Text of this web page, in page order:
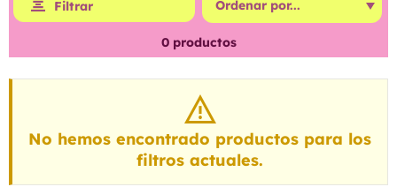
Filtrar
0productos
No hemos encontrado productos para los
filtros actuales.